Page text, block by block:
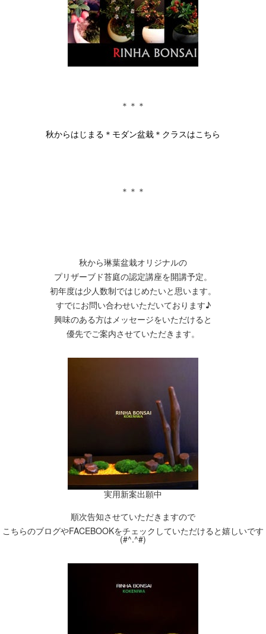
＊＊＊
秋からはじまる＊モダン盆栽＊クラスはこちら
＊＊＊
秋から琳葉盆栽オリジナルの
プリザーブド苔庭の認定講座を開講予定。
初年度は少人数制ではじめたいと思います。
すでにお問い合わせいただいております♪
興味のある方はメッセージをいただけると
優先でご案内させていただきます。
実用新案出願中
順次告知させていただきますので
こちらのブログやFACEBOOKをチェックしていただけると嬉しいです
(#^.^#)